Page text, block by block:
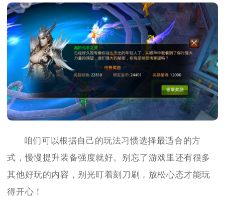
咱们可以根据自己的玩法习惯选择最适合的方
式，慢慢提升装备强度就好。别忘了游戏里还有很多
其他好玩的内容，别光盯着刻刀刷，放松心态才能玩
得开心！